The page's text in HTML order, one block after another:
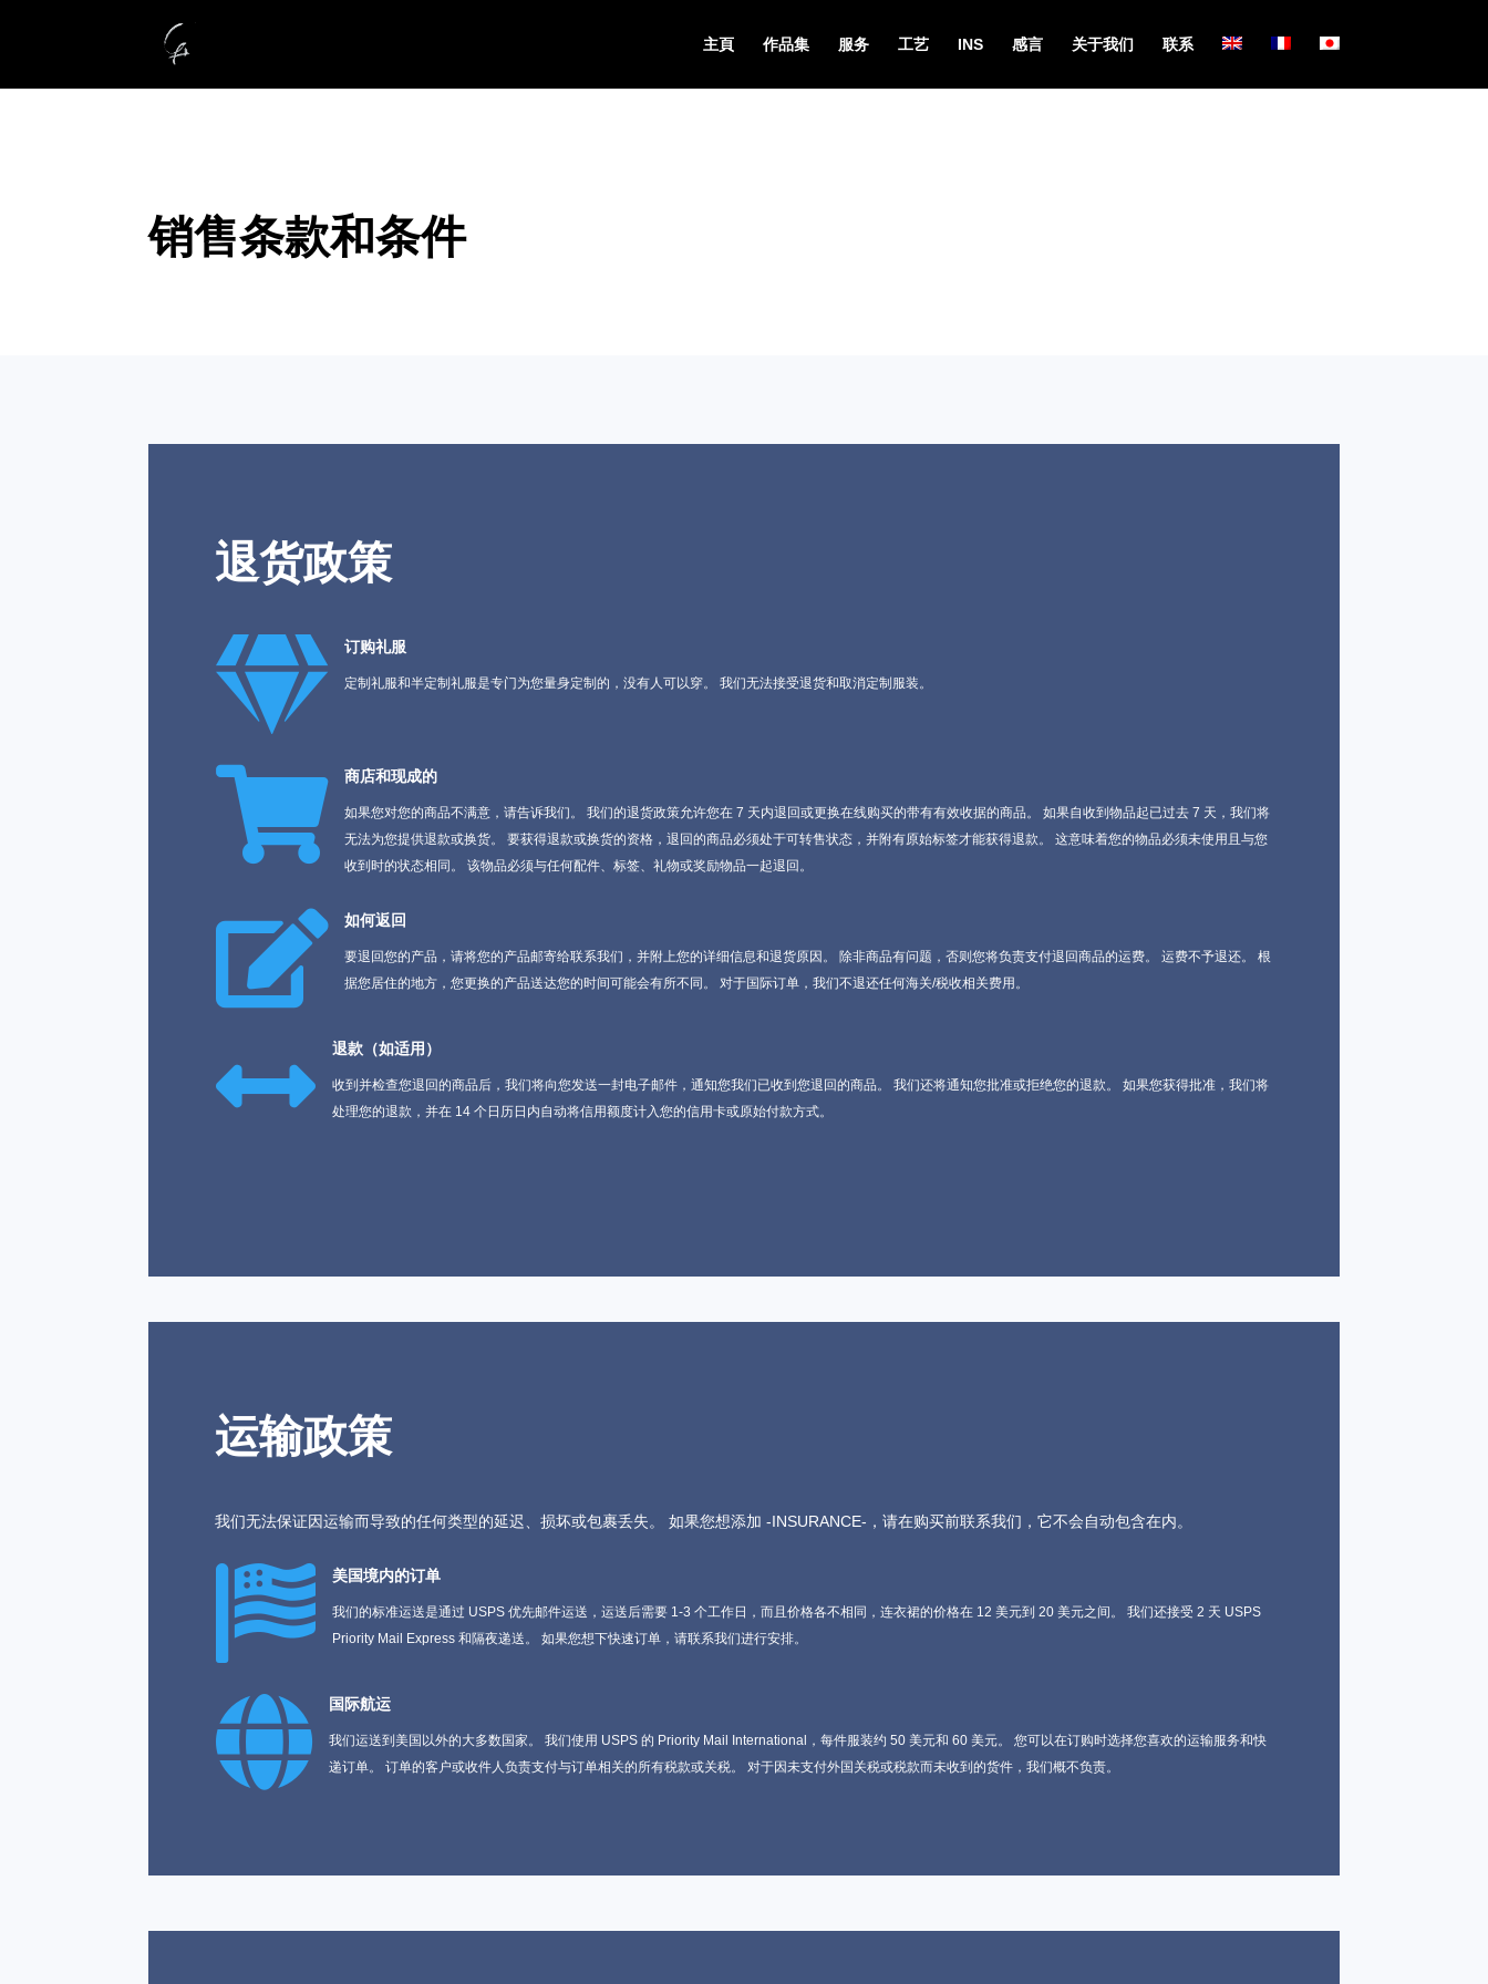
主頁 作品集 服务 工艺 INS 感言 关于我们 联系
销售条款和条件
退货政策
 订购礼服
定制礼服和半定制礼服是专门为您量身定制的，没有人可以穿。 我们无法接受退货和取消定制服装。
 商店和现成的
如果您对您的商品不满意，请告诉我们。 我们的退货政策允许您在 7 天内退回或更换在线购买的带有有效收据的商品。 如果自收到物品起已过去 7 天，我们将
无法为您提供退款或换货。 要获得退款或换货的资格，退回的商品必须处于可转售状态，并附有原始标签才能获得退款。 这意味着您的物品必须未使用且与您
收到时的状态相同。 该物品必须与任何配件、标签、礼物或奖励物品一起退回。
 如何返回
要退回您的产品，请将您的产品邮寄给联系我们，并附上您的详细信息和退货原因。 除非商品有问题，否则您将负责支付退回商品的运费。 运费不予退还。 根
据您居住的地方，您更换的产品送达您的时间可能会有所不同。 对于国际订单，我们不退还任何海关/税收相关费用。
 退款（如适用）
收到并检查您退回的商品后，我们将向您发送一封电子邮件，通知您我们已收到您退回的商品。 我们还将通知您批准或拒绝您的退款。 如果您获得批准，我们将
处理您的退款，并在 14 个日历日内自动将信用额度计入您的信用卡或原始付款方式。
运输政策
我们无法保证因运输而导致的任何类型的延迟、损坏或包裹丢失。 如果您想添加 -INSURANCE-，请在购买前联系我们，它不会自动包含在内。
 美国境内的订单
我们的标准运送是通过 USPS 优先邮件运送，运送后需要 1-3 个工作日，而且价格各不相同，连衣裙的价格在 12 美元到 20 美元之间。 我们还接受 2 天 USPS
Priority Mail Express 和隔夜递送。 如果您想下快速订单，请联系我们进行安排。
 国际航运
我们运送到美国以外的大多数国家。 我们使用 USPS 的 Priority Mail International，每件服装约 50 美元和 60 美元。 您可以在订购时选择您喜欢的运输服务和快
递订单。 订单的客户或收件人负责支付与订单相关的所有税款或关税。 对于因未支付外国关税或税款而未收到的货件，我们概不负责。